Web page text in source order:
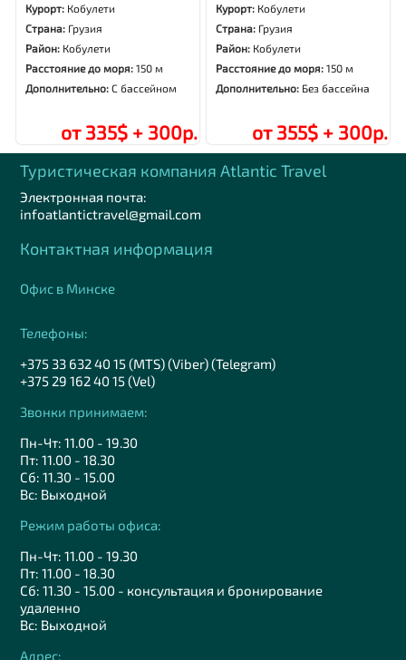
Курорт: Кобулети
Страна: Грузия
Район: Кобулети
Расстояние до моря:150 м
Дополнительно:С бассейном
от 335$ + 300р.
Курорт: Кобулети
Страна: Грузия
Район: Кобулети
Расстояние до моря:150 м
Дополнительно: Без бассейна
от 355$ + 300р.
Туристическая компания Аtlantic Travel
Электронная почта:
infoatlantictravel@gmail.com
Контактная информация
Офис в Минске
Телефоны:
+375 33 632 40 15 (MTS) (Viber) (Telegram)
+375 29 162 40 15 (Vel)
Звонки принимаем:
Пн-Чт: 11.00 - 19.30
Пт: 11.00 - 18.30
Сб: 11.30 - 15.00
Вс: Выходной
Режим работы офиса:
Пн-Чт: 11.00 - 19.30
Пт: 11.00 - 18.30
Сб: 11.30 - 15.00 - консультация и бронирование
удаленно
Вс: Выходной
Адрес: